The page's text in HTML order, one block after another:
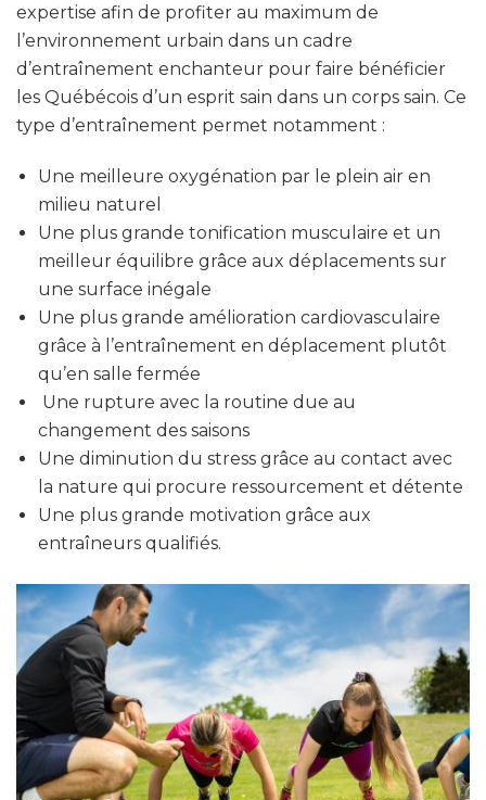
expertise afin de profiter au maximum de
l’environnement urbain dans un cadre
d’entraînement enchanteur pour faire bénéficier
les Québécois d’un esprit sain dans un corps sain. Ce
type d’entraînement permet notamment :
Une meilleure oxygénation par le plein air en
milieu naturel
Une plus grande tonification musculaire et un
meilleur équilibre grâce aux déplacements sur
une surface inégale
Une plus grande amélioration cardiovasculaire
grâce à l’entraînement en déplacement plutôt
qu’en salle fermée
Une rupture avec la routine due au
changement des saisons
Une diminution du stress grâce au contact avec
la nature qui procure ressourcement et détente
Une plus grande motivation grâce aux
entraîneurs qualifiés.